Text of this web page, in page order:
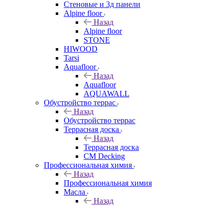
Стеновые и 3д панели
Alpine floor
Назад
Alpine floor
STONE
HIWOOD
Tarsi
Aquafloor
Назад
Aquafloor
AQUAWALL
Обустройство террас
Назад
Обустройство террас
Террасная доска
Назад
Террасная доска
CM Decking
Профессиональная химия
Назад
Профессиональная химия
Масла
Назад